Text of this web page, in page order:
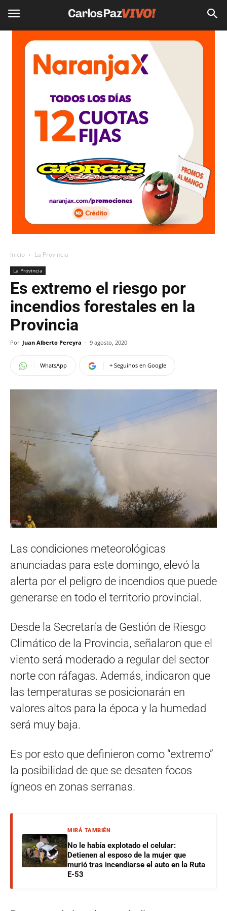
Inicio La Provincia
La Provincia
Es extremo el riesgo por
incendios forestales en la
Provincia
Por Juan Alberto Pereyra - 9 agosto, 2020
WhatsApp + Seguinos en Google
Las condiciones meteorológicas
anunciadas para este domingo, elevó la
alerta por el peligro de incendios que puede
generarse en todo el territorio provincial.
Desde la Secretaría de Gestión de Riesgo
Climático de la Provincia, señalaron que el
viento será moderado a regular del sector
norte con ráfagas. Además, indicaron que
las temperaturas se posicionarán en
valores altos para la época y la humedad
será muy baja.
Es por esto que definieron como “extremo”
la posibilidad de que se desaten focos
ígneos en zonas serranas.
MIRÁ TAMBIÉN
No le había explotado el celular:
Detienen al esposo de la mujer que
murió tras incendiarse el auto en la Ruta
E-53